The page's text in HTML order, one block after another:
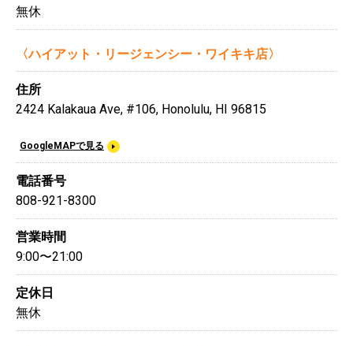
無休
〈ハイアット・リージェンシー・ワイキキ店〉
住所
2424 Kalakaua Ave, #106, Honolulu, HI 96815
GoogleMAPで見る
電話番号
808-921-8300
営業時間
9:00〜21:00
定休日
無休